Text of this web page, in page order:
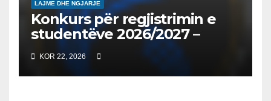
LAJME DHE NGJARJE
Konkurs për regjistrimin e
studentëve 2026/2027 –
Конкурс за запишување на
студенти за 2026/2027
KOR 22, 2026